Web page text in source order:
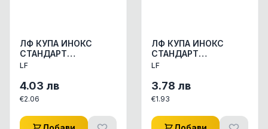
ЛФ КУПА ИНОКС
СТАНДАРТ
0.750Л-16.5СМ
КОТЕ КУПИЧКИ/WC
СЪДОВЕ 1бр
LF
4.03 лв
€2.06
ЛФ КУПА ИНОКС
СТАНДАРТ
0.350Л/12СМ
КОТЕ КУПИЧКИ/WC
СЪДОВЕ 1БР
LF
3.78 лв
€1.93